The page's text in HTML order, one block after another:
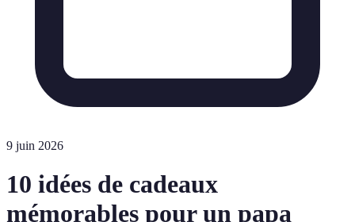
9 juin 2026
10 idées de cadeaux
mémorables pour un papa